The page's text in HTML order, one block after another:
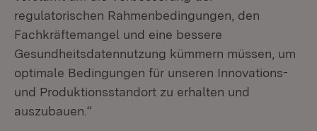
regulatorischen Rahmenbedingungen, den
Fachkräftemangel und eine bessere
Gesundheitsdatennutzung kümmern müssen, um
optimale Bedingungen für unseren Innovations-
und Produktionsstandort zu erhalten und
auszubauen.“